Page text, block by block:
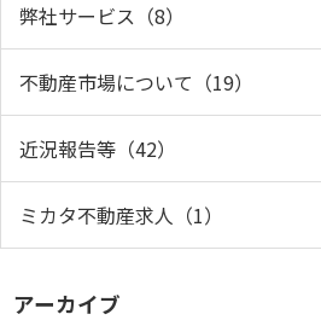
弊社サービス（8）
不動産市場について（19）
近況報告等（42）
ミカタ不動産求人（1）
アーカイブ